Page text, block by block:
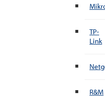
TP-
Link
R&M